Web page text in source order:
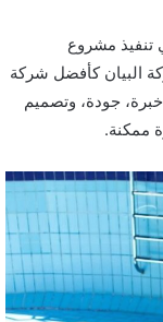
تنفيذ مشروع
البيان كأفضل شركة
جودة، وتصميم
ممكنة.